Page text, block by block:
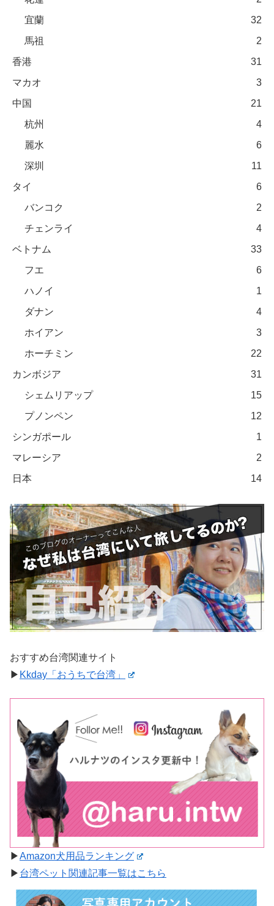
宜蘭
32
馬祖
2
香港
31
マカオ
3
中国
21
杭州
4
麗水
6
深圳
11
タイ
6
バンコク
2
チェンライ
4
ベトナム
33
フエ
6
ハノイ
1
ダナン
4
ホイアン
3
ホーチミン
22
カンボジア
31
シェムリアップ
15
プノンペン
12
シンガポール
1
マレーシア
2
日本
14
おすすめ台湾関連サイト
▶︎ Kkday「おうちで台湾」
▶︎Amazon犬用品ランキング
▶︎ 台湾ペット関連記事一覧はこちら